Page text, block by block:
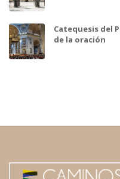
Catequesis del
de la oración